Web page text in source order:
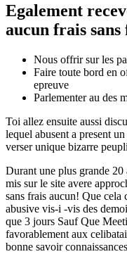
Egalement
aucun frais sans
Nous offrir sur les
Faire toute bord en
epreuve
Parlementer au des
Toi allez ensuite aussi
lequel abusent a present
verser unique bizarre
Durant une plus grande 20
mis sur le site avere
sans frais aucun! Que cela
abusive vis-i -vis des
que 3 jours Sauf Que
favorablement aux
bonne savoir